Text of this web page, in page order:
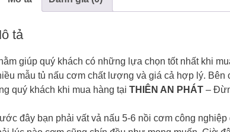
tả
giúp quý khách có những lựa chọn tốt nhất khi
mẫu tủ nấu cơm chất lượng và giá cả hợp lý.
quý khách khi mua hàng tại THIÊN AN PHÁT –
đây bạn phải vất vả nấu 5-6 nồi cơm công